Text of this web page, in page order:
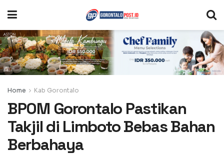
Home Kab Gorontalo
BPOM Gorontalo Pastikan
Takjil di Limboto Bebas Bahan
Berbahaya